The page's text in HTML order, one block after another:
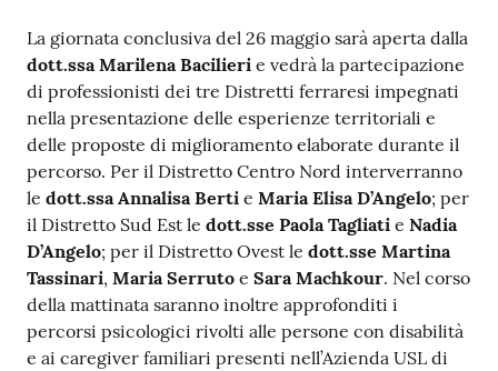
La giornata conclusiva del 26 maggio sarà aperta dalla
dott.ssa Marilena Bacilieri e vedrà la partecipazione
di professionisti dei tre Distretti ferraresi impegnati
nella presentazione delle esperienze territoriali e
delle proposte di miglioramento elaborate durante il
percorso. Per il Distretto Centro Nord interverranno
le dott.ssa Annalisa Berti e Maria Elisa D’Angelo; per
il Distretto Sud Est le dott.sse Paola Tagliati e Nadia
D’Angelo; per il Distretto Ovest le dott.sse Martina
Tassinari, Maria Serruto e Sara Machkour. Nel corso
della mattinata saranno inoltre approfonditi i
percorsi psicologici rivolti alle persone con disabilità
e ai caregiver familiari presenti nell’Azienda USL di